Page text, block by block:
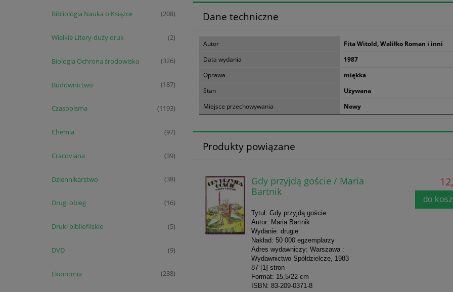
Bibliologia Nauka o Książce (208)
Wielkie Litery-duży druk (2)
Biologia Ochrona środowiska (326)
Budownictwo (187)
Czasopisma (1193)
Chemia (97)
Cracoviana (39)
Dziennikarstwo (38)
Drugi obieg (16)
Druki bibliofilskie (5)
DVD (9)
Ekonomia (238)
Dane techniczne
Autor
Fita Witold, Waliłko Roman i inni
Data wydania
1987
Oprawa
miękka
Stan
Używana
Miejsce przechowywania
Nowy
Produkty powiązane
Gdy przyjdą goście / Maria
Bartnik
Tytuł: Gdy przyjdą goście
Autor: Maria Bartnik
Wydanie: drugie
Nakład: 50 000 egzemplarzy
Adres wydawniczy: Warszawa :
Wydawnictwo Spółdzielcze, 1983
87 [1] stron
Format: 15,5/22 cm
ISBN: 83-209-0371-8
do